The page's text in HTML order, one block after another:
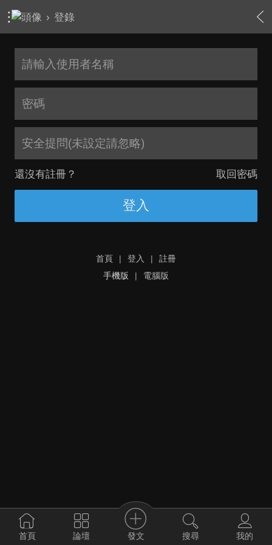
› 登錄
安全提問(未設定請忽略)
還沒有註冊？ 取回密碼
登入
首頁 | 登入 |
註冊
手機版
| 電腦版
首頁 論壇 發文 搜尋 我的